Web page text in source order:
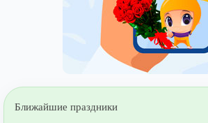
Ближайшие праздники